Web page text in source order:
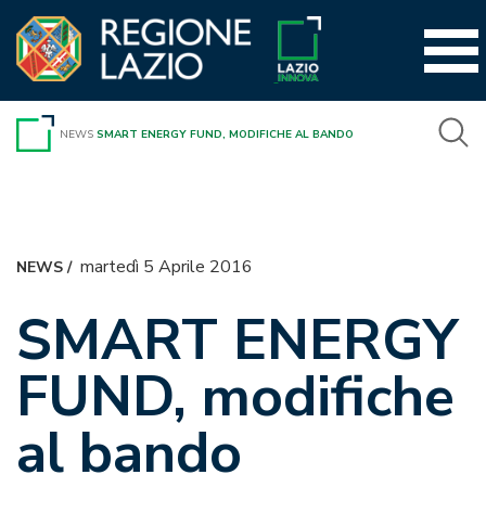
contenuto
NEWS SMART ENERGY FUND, MODIFICHE AL BANDO
NEWS/ martedì 5 Aprile 2016
SMART ENERGY
FUND, modifiche
al bando